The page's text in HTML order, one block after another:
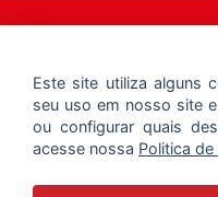
Este site utiliza alguns
seu uso em nosso site
ou configurar quais
acesse nossa Politica